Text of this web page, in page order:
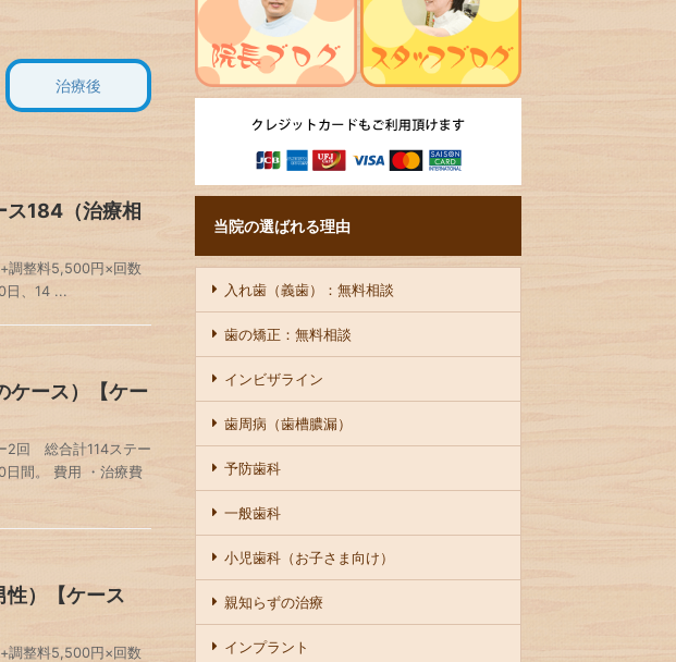
治療後
ス184（治療相
調整料5,500円×回数
日、14 ...
ケース）【ケー
2回 総合計114ステー
日間。 費用 ・治療費
性）【ケース
調整料5,500円×回数
当院の選ばれる理由
入れ歯（義歯）：無料相談
歯の矯正：無料相談
インビザライン
歯周病（歯槽膿漏）
予防歯科
一般歯科
小児歯科（お子さま向け）
親知らずの治療
インプラント